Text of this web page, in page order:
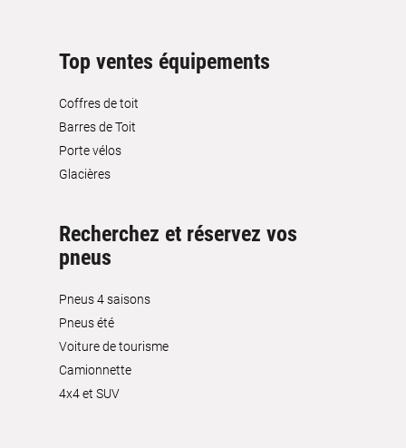
Top ventes équipements
Coffres de toit
Barres de Toit
Porte vélos
Glacières
Recherchez et réservez vos
pneus
Pneus 4 saisons
Pneus été
Voiture de tourisme
Camionnette
4x4 et SUV